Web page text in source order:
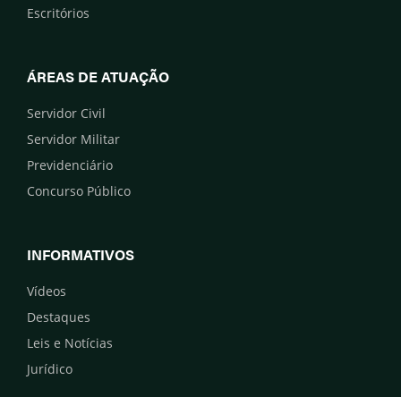
Escritórios
ÁREAS DE ATUAÇÃO
Servidor Civil
Servidor Militar
Previdenciário
Concurso Público
INFORMATIVOS
Vídeos
Destaques
Leis e Notícias
Jurídico